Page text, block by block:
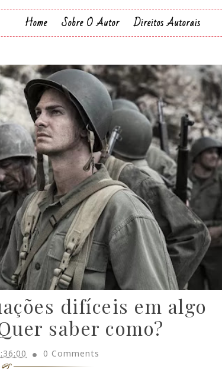
Home Sobre O Autor Direitos Autorais
difíceis em algo
saber como?
0 Comments